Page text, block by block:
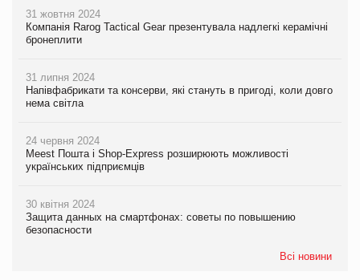
31 жовтня 2024
Компанія Rarog Tactical Gear презентувала надлегкі керамічні
бронеплити
31 липня 2024
Напівфабрикати та консерви, які стануть в пригоді, коли довго
нема світла
24 червня 2024
Meest Пошта і Shop-Express розширюють можливості
українських підприємців
30 квітня 2024
Защита данных на смартфонах: советы по повышению
безопасности
Всі новини